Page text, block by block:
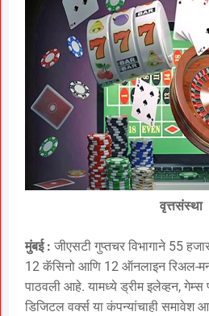
वृत्तसंस्था
मुंबई : जीएसटी गुप्तचर विभागाने 55
12 कॅसिनो आणि 12 ऑनलाइन रिअल-
पाठवली आहे. यामध्ये ड्रीम इलेव्हन, गेम्स
डिजिटल वर्क्स या कंपन्यांचाही